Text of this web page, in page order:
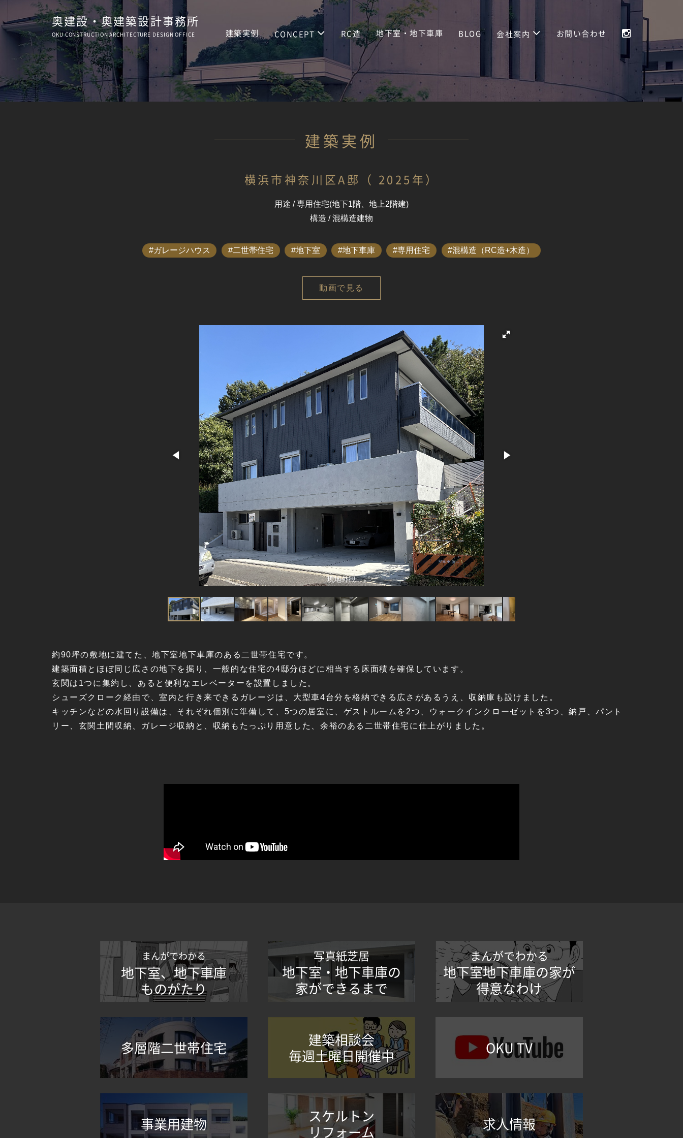
奥建設・奥建築設計事務所
OKU CONSTRUCTIONARCHITECTURE DESIGN OFFICE 建築実例 CONCEPT RC造 地下室・地下車庫 BLOG 会社案内 お問い合わせ
建築実例
横浜市神奈川区A邸（ 2025年）
用途 / 専用住宅(地下1階、地上2階建)
構造 / 混構造建物
ガレージハウス 二世帯住宅 地下室 地下車庫 専用住宅 混構造（RC造+木造）
動画で見る
現地外観
約90坪の敷地に建てた、地下室地下車庫のある二世帯住宅です。
建築面積とほぼ同じ広さの地下を掘り、一般的な住宅の4邸分ほどに相当する床面積を確保しています。
玄関は1つに集約し、あると便利なエレベーターを設置しました。
シューズクローク経由で、室内と行き来できるガレージは、大型車4台分を格納できる広さがあるうえ、収納庫も設けました。
キッチンなどの水回り設備は、それぞれ個別に準備して、5つの居室に、ゲストルームを2つ、ウォークインクローゼットを3つ、納戸、パント
リー、玄関土間収納、ガレージ収納と、収納もたっぷり用意した、余裕のある二世帯住宅に仕上がりました。
まんがでわかる
地下室、地下車庫
ものがたり
写真紙芝居
地下室・地下車庫の
家ができるまで
まんがでわかる
地下室地下車庫の家が
得意なわけ
多層階二世帯住宅
建築相談会
毎週土曜日開催中
OKU TV
事業用建物
スケルトン
リフォーム
求人情報